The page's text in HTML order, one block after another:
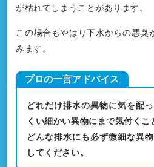
が枯れてしまうことがあります。
この場合もやはり下水からの悪臭
みます。
どれだけ排水の異物に気を配
くい細かい異物にまで気付くこ
どんな排水にも必ず微細な異
してください。